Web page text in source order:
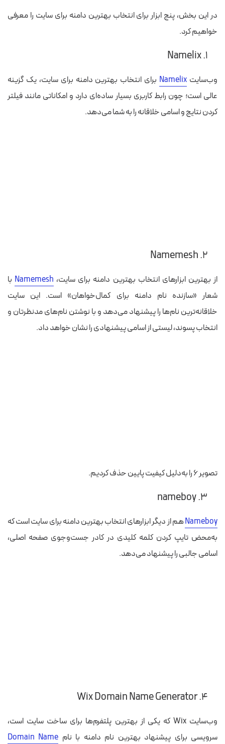
در این بخش، پنج ابزار برای انتخاب بهترین دامنه برای سایت را معرفی
خواهیم کرد.
۱. Namelix
وب‌سایت Namelix برای انتخاب بهترین دامنه برای سایت، یک گزینه
عالی است؛ چون رابط کاربری بسیار ساده‌ای دارد و امکاناتی مانند فیلتر
کردن نتایج و اسامی خلاقانه را به شما می‌دهد.
۲. Namemesh
از بهترین ابزارهای انتخاب بهترین دامنه برای سایت، Namemesh با
شعار «سازنده نام دامنه برای کمال‌خواهان» است. این سایت
خلاقانه‌ترین نام‌ها را پیشنهاد می‌دهد و با نوشتن نام‌های مدنظرتان و
انتخاب پسوند، لیستی از اسامی پیشنهادی را نشان خواهد داد.
تصویر ۶ را به‌دلیل کیفیت پایین حذف کردیم.
۳. nameboy
Nameboyهم از دیگر ابزارهای انتخاب بهترین دامنه برای سایت است که
به‌محض تایپ کردن کلمه کلیدی در کادر جست‌وجوی صفحه اصلی،
اسامی جالبی را پیشنهاد می‌دهد.
۴. Wix Domain Name Generator
وب‌سایت Wix که یکی از بهترین پلتفرم‌ها برای ساخت سایت است،
سرویسی برای پیشنهاد بهترین نام دامنه با نام Domain Name